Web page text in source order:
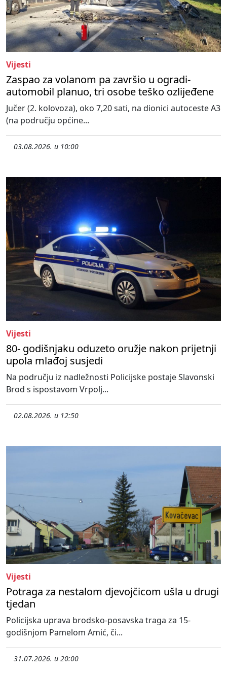
Vijesti
Zaspao za volanom pa završio u ogradi-
automobil planuo, tri osobe teško ozlijeđene
Jučer (2. kolovoza), oko 7,20 sati, na dionici autoceste A3
(na području općine...
03.08.2026. u 10:00
Vijesti
80- godišnjaku oduzeto oružje nakon prijetnji
upola mlađoj susjedi
Na području iz nadležnosti Policijske postaje Slavonski
Brod s ispostavom Vrpolj...
02.08.2026. u 12:50
Vijesti
Potraga za nestalom djevojčicom ušla u drugi
tjedan
Policijska uprava brodsko-posavska traga za 15-
godišnjom Pamelom Amić, či...
31.07.2026. u 20:00